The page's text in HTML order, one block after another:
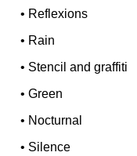
• Reflexions
• Rain
• Stencil and graffiti
•Green
• Nocturnal
• Silence